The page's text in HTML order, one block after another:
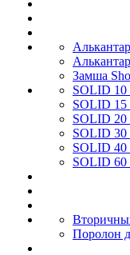
Замша
SOLID 10
SOLID 15
SOLID 20
SOLID 30
SOLID 40
SOLID 60
Поролон